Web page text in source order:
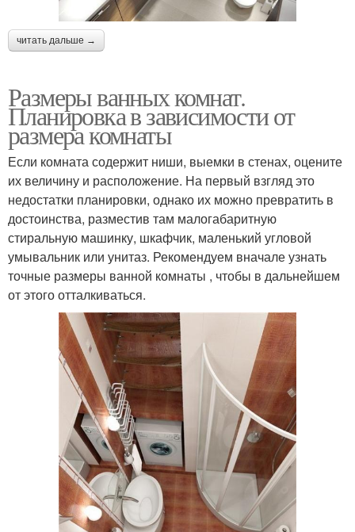
читать дальше →
Размеры ванных комнат.
Планировка в зависимости от
размера комнаты
Если комната содержит ниши, выемки в стенах, оцените
их величину и расположение. На первый взгляд это
недостатки планировки, однако их можно превратить в
достоинства, разместив там малогабаритную
стиральную машинку, шкафчик, маленький угловой
умывальник или унитаз. Рекомендуем вначале узнать
точные размеры ванной комнаты , чтобы в дальнейшем
от этого отталкиваться.